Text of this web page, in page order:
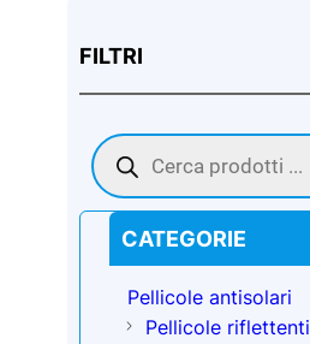
FILTRI
Products
search
CATEGORIE
Pellicole antisolari
Pellicole riflettenti